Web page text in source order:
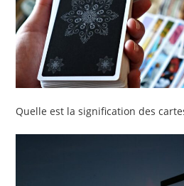
Quelle est la signification des